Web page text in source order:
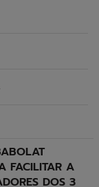
FACILITAR A
DOS 3